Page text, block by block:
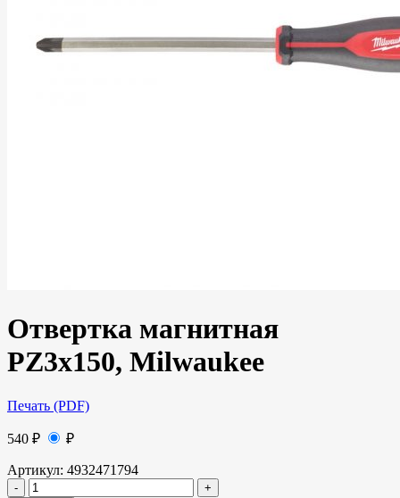
Отвертка магнитная
PZ3x150, Milwaukee
Печать (PDF)
540 ₽ ₽
Артикул: 4932471794